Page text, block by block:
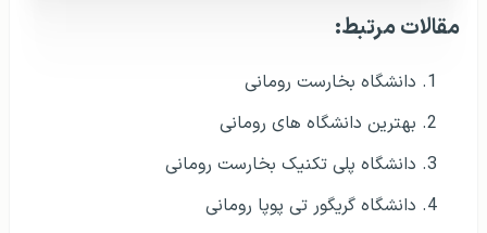
مقالات مرتبط:
دانشگاه بخارست رومانی
بهترین دانشگاه های رومانی
دانشگاه پلی تکنیک بخارست رومانی
دانشگاه گریگور تی پوپا رومانی